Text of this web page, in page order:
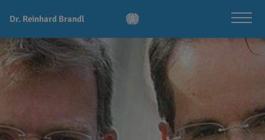
Dr. Reinhard Brandl